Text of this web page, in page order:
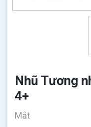
Nhũ Tương
4+
Mắt